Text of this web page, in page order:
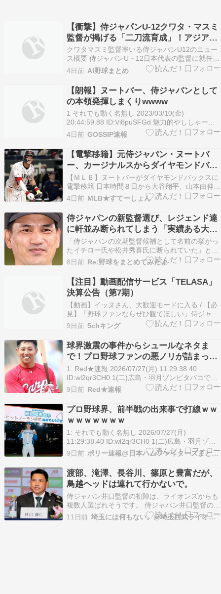
【衝撃】侍ジャパンU-12クワタ・マスミ
監督が掲げる「二刀流育成」！アジア頂
点への秘策とは
クワタマスミ監督率いる侍ジャパンU12のニュー
ス概要 侍ジャパンU－12日本代表の監督に就任し
たクワタ・マスミ氏が、九日から中国のハンチョ
ウで開催される第十二回BFA U12アジア野球選手
権に向けた記者会見を行いました。 全国から選抜
された十五人の選手を率いるクワタ監督は、球数
制…
4日前 AI野球まとめ
【朗報】ヌートバー、侍ジャパンとして
の本領発揮しまくりwwww
1 それでも動く名無し 2023/03/10(金)
20:44:59.88 ID:Vi8puSFGd 魅力的やししゃーな
いね 5 それでも動く名無し 2023/03/10(金)
20:46:25.06 ID:cV11rZ2Za 活躍します 常に全力
です かわいい一面もあるナイス…
4日前 GOSSIP速報
【電撃移籍】元侍ジャパン・ヌートバ
ー、カージナルスからダイヤモンドバッ
クスへ…トレード期限最終日の駆け込み
成立、大谷らと同地区に！
【ＭＬＢ】ヌートバーがダイヤモンドバックスに
電撃移籍 日本時間８日から大谷翔平、山本由伸
佐々木朗希と対決へ 2023年のWBCで〝ペッパー
ミル・パフォーマンス〟で人気になったヌートバ
ーは侍ジャパンの世界一奪回に貢献。メジャー6
年目の今季は昨年10月に受け… （出典：東スポ
WE…
4日前 MLB★すてーしょん
侍ジャパンの新監督選び、レジェンド達
に軒並み断られてしまう「実績ある大物
にはもはや罰ゲーム」
「侍ジャパンの次期監督候補として名前の挙がっ
たイチロー氏や松井秀喜氏に断られていた」とい
う報道を巡り、なんGスレッドで激しい議論が交
わされました！WBCなどの大舞台で指揮を執るこ
とのプレッシャーや、負けた際のリスクの大きさ
を考慮し、「レジェンドクラスが引き受けるメリ
ットがない」「…
8日前 Re:野球をまとめてみたよ
【注目】動画配信サービス「TELASA」
決算公告（第7期）
【動画】イッヌさん、大歓迎モードに入る / 【必
見】「野球ファンならぜひ観てほしい」侍ジャパ
ンWBCドキュメンタリー映画、TOP10入りで反
響 Netflixで世界独占配信中 / 【愕然】ワイ、パッ
パが亡くなるのが早すぎて呆然とする / 【ポチッ
と】ブログランキング【最新情報】 …
9日前 5chキング
球界激震の事件からシュールなネタま
で！プロ野球ファンの悪ノリが詰まった
恐怖のオーダー
1: Red★速報 2026/07/27(月) 11:29:38.40
ID:wl2qr3CH0 1(二)広島・羽月ゾンビタバコで逮
捕 2(遊)広島・矢野ゾンビタバコ売人とのベッド
写真流出で登録抹消 3(中)ヤクルト12球団最速で
貯金10 4(一)巨人・阿部監督、娘に暴行で逮捕・
…
9日前 Red★速報
プロ野球界、前半戦の出来事で打線ｗｗ
ｗｗｗｗｗｗｗ
1: それでも動く名無し 2026/07/27(月)
11:29:38.40 ID:wl2qr3CH0 1(二)広島・羽月ゾン
ビタバコで逮捕 2(遊)広島・矢野ゾンビタバコ売
人とのベッド写真流出で登録抹消 3(中)ヤクルト
12球団最速で貯金10 4(一)巨人・阿部監督、娘に
暴行で…
9日前 ポリー速報@日本ハムファイターズまとめブログ
渡部、滝澤、長谷川、篠原と豊富だが、
鳥越ヘッドは連れて行かないで。
侍ジャパン井口監督の初陣は、ライオンズからも
複数人選ばれそうです。 侍ジャパン井口監督の初
陣は、出場制限のあるアジアプロ野球チャンピオ
ンシップとなります。出場出来るのは、24歳以
11日前 埼玉には何もない。@埼玉西武ライオンズブログ